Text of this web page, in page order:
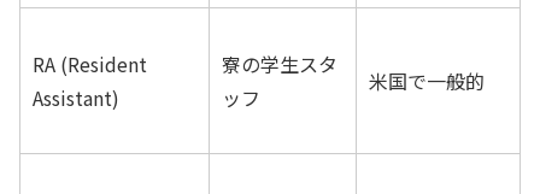
RA (Resident
Assistant)
寮の学生スタ
ッフ
米国で一般的